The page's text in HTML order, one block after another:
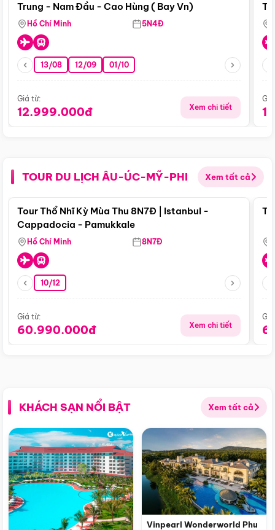
Trung - Nam Đầu - Cao Hùng ( Bay Vn)
Hồ Chí Minh 5N4Đ
13/08 12/09 01/10
Giá từ:
12.999.000đ Xem chi tiết
TOUR DU LỊCH ÂU-ÚC-MỸ-PHI Xem tất cả
Điểm nổi bật
Tour Thổ Nhĩ Kỳ Mùa Thu 8N7Đ | Istanbul -
Cappadocia - Pamukkale
Hồ Chí Minh 8N7Đ
10/12
Giá từ:
60.990.000đ Xem chi tiết
KHÁCH SẠN NỔI BẬT Xem tất cả
Vinpearl Wonderworld Phu